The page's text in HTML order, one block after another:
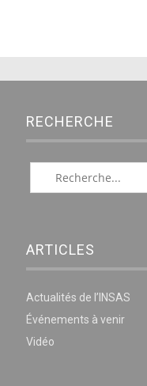
RECHERCHE
ARTICLES
Actualités de l’INSAS
Événements à venir
Vidéo